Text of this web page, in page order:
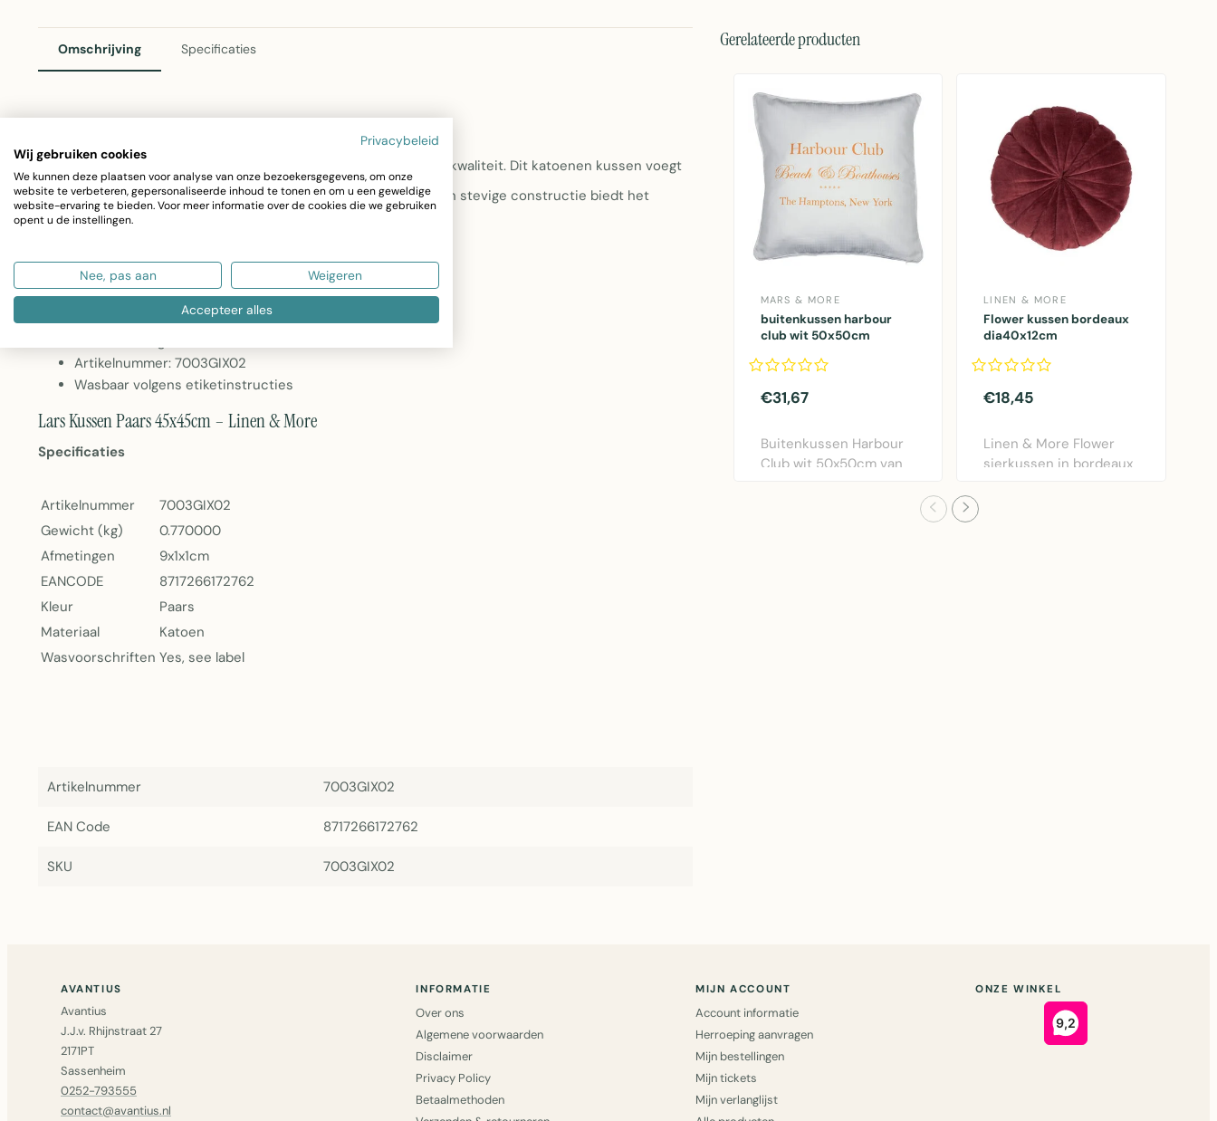
Omschrijving Specificaties
Het Lars kussen in paars is een elegant woonaccessoire van topkwaliteit. Dit katoenen kussen voegt
warmte en kleur toe aan elke ruimte. Dankzij het luxe materiaal en stevige constructie biedt het
optimaal comfort en duurzaamheid.
Afmeting: 45x45cm
Kleur: Paars
Materiaal: 100% Katoen
Artikelnummer: 7003GIX02
Wasbaar volgens etiketinstructies
Lars Kussen Paars 45x45cm – Linen & More
Specificaties
Artikelnummer
7003GIX02
Gewicht (kg)
0.770000
Afmetingen
9x1x1cm
EANCODE
8717266172762
Kleur
Paars
Materiaal
Katoen
Wasvoorschriften Yes, see label
Artikelnummer 7003GIX02
EAN Code 8717266172762
SKU 7003GIX02
Gerelateerde producten
MARS & MORE
buitenkussen harbour
club wit 50x50cm
€31,67
Buitenkussen Harbour
Club wit 50x50cm van
LINEN & MORE
Flower kussen bordeaux
dia40x12cm
€18,45
Linen & More Flower
sierkussen in bordeaux
AVANTIUS
Avantius
J.J.v. Rhijnstraat 27
2171PT
Sassenheim
0252-793555
contact@avantius.nl
INFORMATIE
Over ons
Algemene voorwaarden
Disclaimer
Privacy Policy
Betaalmethoden
MIJN ACCOUNT
Account informatie
Herroeping aanvragen
Mijn bestellingen
Mijn tickets
Mijn verlanglijst
ONZE WINKEL
Privacybeleid
Wij gebruiken cookies
We kunnen deze plaatsen voor analyse van onze bezoekersgegevens, om onze
website te verbeteren, gepersonaliseerde inhoud te tonen en om u een geweldige
website-ervaring te bieden. Voor meer informatie over de cookies die we gebruiken
opent u de instellingen.
Nee, pas aan Weigeren
Accepteer alles